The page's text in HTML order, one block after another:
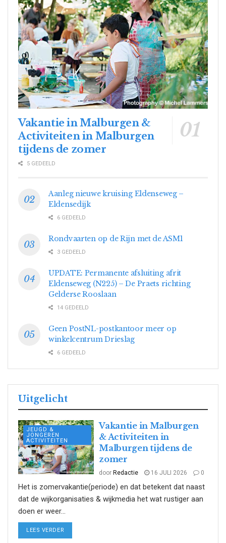
Vakantie in Malburgen &
Activiteiten in Malburgen
tijdens de zomer
5 GEDEELD
Aanleg nieuwe kruising Eldenseweg –
Eldensedijk
6 GEDEELD
Rondvaarten op de Rijn met de ASM1
3 GEDEELD
UPDATE: Permanente afsluiting afrit
Eldenseweg (N225) – De Praets richting
Gelderse Rooslaan
14 GEDEELD
Geen PostNL-postkantoor meer op
winkelcentrum Drieslag
6 GEDEELD
Uitgelicht
JEUGD &
JONGEREN
ACTIVITEITEN
Vakantie in Malburgen
& Activiteiten in
Malburgen tijdens de
zomer
door Redactie 16 JULI 2026 0
Het is zomervakantie(periode) en dat betekent dat naast
dat de wijkorganisaties & wijkmedia het wat rustiger aan
doen er weer...
LEES VERDER